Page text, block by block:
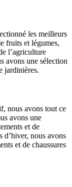
les meilleurs
fruits et légumes,
l’agriculture
avons une sélection
jardinières.
nous avons tout ce
avons une
et de
d’hiver, nous avons
et de chaussures